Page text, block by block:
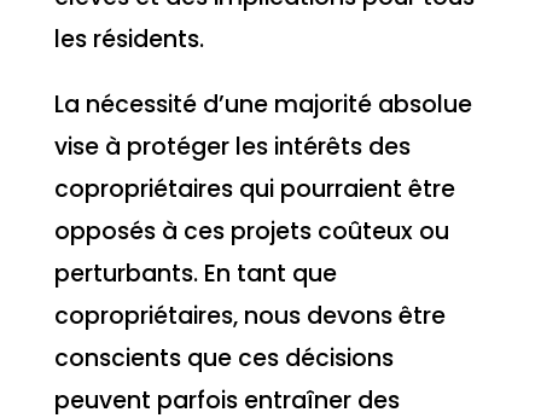
les résidents.
La nécessité d’une majorité absolue
vise à protéger les intérêts des
copropriétaires qui pourraient être
opposés à ces projets coûteux ou
perturbants. En tant que
copropriétaires, nous devons être
conscients que ces décisions
peuvent parfois entraîner des